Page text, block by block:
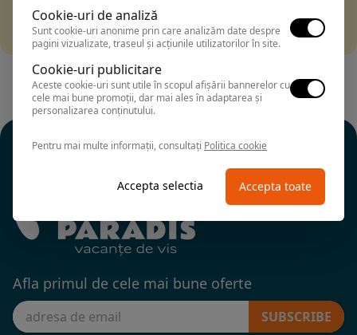
Incearca sa folosesti o cautarea mai generala sau alege
alte fitre.
Afla primul de cele mai bune oferte
SUBSCRIBE
Cookie-uri de analiză
Sunt cookie-uri anonime prin care analizăm date despre
pagini vizualizate, traseul și acțiunile utilizatorilor în site.
Cookie-uri publicitare
Aceste cookie-uri sunt utile în scopul afișării bannerelor cu
cele mai bune promoții, dar mai ales în adaptarea și
personalizarea conținutului.
Pentru mai multe informații, consultați Politica cookie
Accepta selectia Accepta toate